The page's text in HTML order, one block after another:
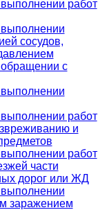
работ
сосудов,
с
работ
и
работ
части
дорог или ЖД
заражением